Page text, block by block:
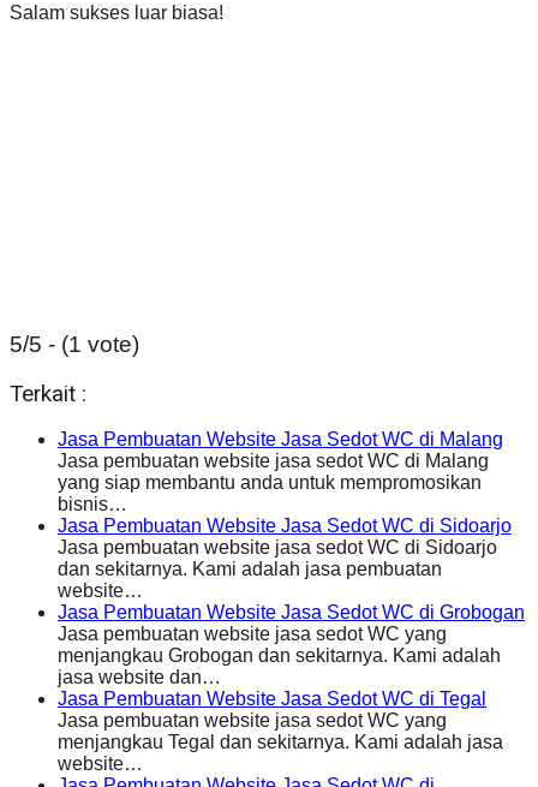
Salam sukses luar biasa!
5/5 - (1 vote)
Terkait :
Jasa Pembuatan Website Jasa Sedot WC di Malang
Jasa pembuatan website jasa sedot WC di Malang
yang siap membantu anda untuk mempromosikan
bisnis…
Jasa Pembuatan Website Jasa Sedot WC di Sidoarjo
Jasa pembuatan website jasa sedot WC di Sidoarjo
dan sekitarnya. Kami adalah jasa pembuatan
website…
Jasa Pembuatan Website Jasa Sedot WC di Grobogan
Jasa pembuatan website jasa sedot WC yang
menjangkau Grobogan dan sekitarnya. Kami adalah
jasa website dan…
Jasa Pembuatan Website Jasa Sedot WC di Tegal
Jasa pembuatan website jasa sedot WC yang
menjangkau Tegal dan sekitarnya. Kami adalah jasa
website…